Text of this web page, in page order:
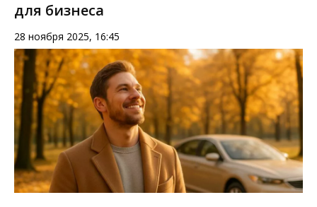
для бизнеса
28 ноября 2025, 16:45